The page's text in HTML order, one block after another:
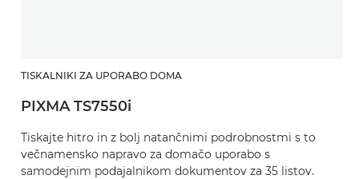
TISKALNIKI ZA UPORABO DOMA
PIXMA TS7550i
Tiskajte hitro in z bolj natančnimi podrobnostmi s to
večnamensko napravo za domačo uporabo s
samodejnim podajalnikom dokumentov za 35 listov.